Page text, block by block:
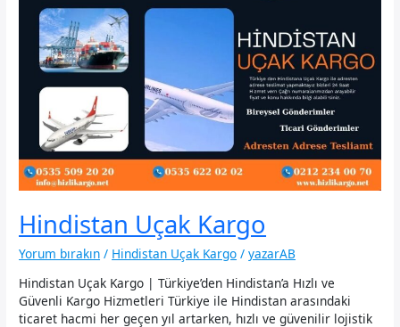
Hindistan Uçak Kargo
Yorum bırakın / Hindistan Uçak Kargo /yazarAB
Hindistan Uçak Kargo | Türkiye’den Hindistan’a Hızlı ve
Güvenli Kargo Hizmetleri Türkiye ile Hindistan arasındaki
ticaret hacmi her geçen yıl artarken, hızlı ve güvenilir lojistik